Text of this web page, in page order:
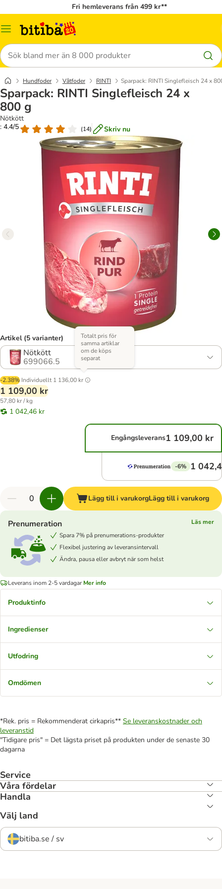
Fri hemleverans från 499 kr**
Meny
Sök
Hundfoder Våtfoder RINTI Sparpack: RINTI Singlefleisch 24 x
Sparpack: RINTI Singlefleisch 24 x
800 g
Nötkött
: 4.4/5
(14) Skriv nu
Artikel (5 varianter)
Nötkött
699066.5
-2.38% Individuellt 1 136,00 kr
Totalt pris för
samma artiklar
om de köps
separat
1 109,00 kr
57,80 kr / kg
1 042,46 kr
Engångsleverans1 109,00 kr
-6% 1
Lägg till i varukorgLägg till i varukorg
Prenumeration
Läs mer
Spara 7% på prenumerations-produkter
Flexibel justering av leveransintervall
Ändra, pausa eller avbryt när som helst
Leverans inom 2-5 vardagar Mer info
Produktinfo
Ingredienser
Utfodring
Omdömen
*Rek. pris = Rekommenderat cirkapris** Se leveranskostnader och
leveranstid
"Tidigare pris" = Det lägsta priset på produkten under de senaste 30
dagarna
Service
Våra fördelar
Handla
Välj land
bitiba.se / sv